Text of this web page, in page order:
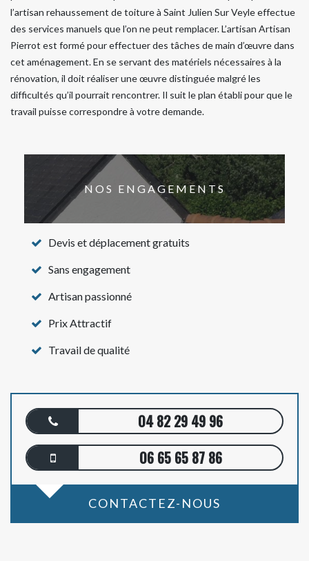
l’artisan rehaussement de toiture à Saint Julien Sur Veyle effectue
des services manuels que l’on ne peut remplacer. L’artisan Artisan
Pierrot est formé pour effectuer des tâches de main d’œuvre dans
cet aménagement. En se servant des matériels nécessaires à la
rénovation, il doit réaliser une œuvre distinguée malgré les
difficultés qu’il pourrait rencontrer. Il suit le plan établi pour que le
travail puisse correspondre à votre demande.
NOS ENGAGEMENTS
Devis et déplacement gratuits
Sans engagement
Artisan passionné
Prix Attractif
Travail de qualité
04 82 29 49 96
06 65 65 87 86
CONTACTEZ-NOUS